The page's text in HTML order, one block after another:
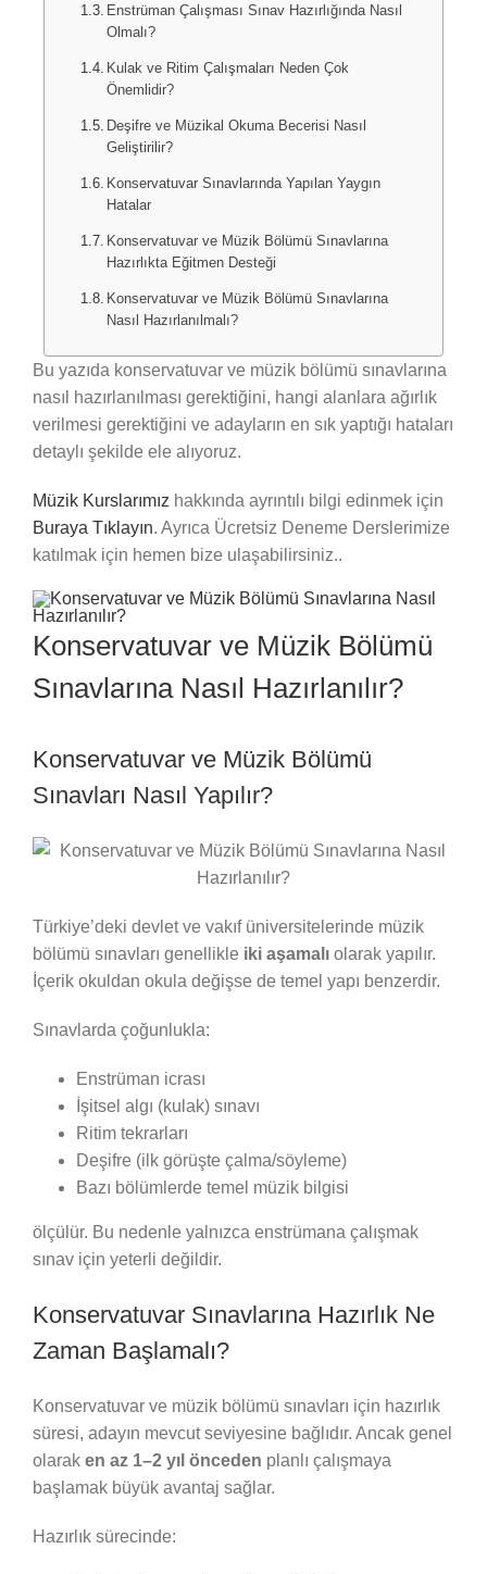
Enstrüman Çalışması Sınav Hazırlığında Nasıl
Olmalı?
Kulak ve Ritim Çalışmaları Neden Çok
Önemlidir?
Deşifre ve Müzikal Okuma Becerisi Nasıl
Geliştirilir?
Konservatuvar Sınavlarında Yapılan Yaygın
Hatalar
Konservatuvar ve Müzik Bölümü Sınavlarına
Hazırlıkta Eğitmen Desteği
Konservatuvar ve Müzik Bölümü Sınavlarına
Nasıl Hazırlanılmalı?
Bu yazıda konservatuvar ve müzik bölümü sınavlarına
nasıl hazırlanılması gerektiğini, hangi alanlara ağırlık
verilmesi gerektiğini ve adayların en sık yaptığı hataları
detaylı şekilde ele alıyoruz.
Müzik Kurslarımız hakkında ayrıntılı bilgi edinmek için
Buraya Tıklayın. Ayrıca Ücretsiz Deneme Derslerimize
katılmak için hemen bize ulaşabilirsiniz..
Konservatuvar ve Müzik Bölümü
Sınavlarına Nasıl Hazırlanılır?
Konservatuvar ve Müzik Bölümü
Sınavları Nasıl Yapılır?
Türkiye’deki devlet ve vakıf üniversitelerinde müzik
bölümü sınavları genellikle iki aşamalıolarak yapılır.
İçerik okuldan okula değişse de temel yapı benzerdir.
Sınavlarda çoğunlukla:
Enstrüman icrası
İşitsel algı (kulak) sınavı
Ritim tekrarları
Deşifre (ilk görüşte çalma/söyleme)
Bazı bölümlerde temel müzik bilgisi
ölçülür. Bu nedenle yalnızca enstrümana çalışmak
sınav için yeterli değildir.
Konservatuvar Sınavlarına Hazırlık Ne
Zaman Başlamalı?
Konservatuvar ve müzik bölümü sınavları için hazırlık
süresi, adayın mevcut seviyesine bağlıdır. Ancak genel
olarak en az 1–2 yıl önceden planlı çalışmaya
başlamak büyük avantaj sağlar.
Hazırlık sürecinde: